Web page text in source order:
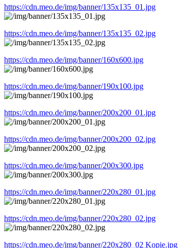
https://cdn.meo.de/img/banner/135x135_01.jpg
https://cdn.meo.de/img/banner/135x135_02.jpg
https://cdn.meo.de/img/banner/160x600.jpg
https://cdn.meo.de/img/banner/190x100.jpg
https://cdn.meo.de/img/banner/200x200_01.jpg
https://cdn.meo.de/img/banner/200x200_02.jpg
https://cdn.meo.de/img/banner/200x300.jpg
https://cdn.meo.de/img/banner/220x280_01.jpg
https://cdn.meo.de/img/banner/220x280_02.jpg
https://cdn.meo.de/img/banner/220x280_02 Kopie.jpg